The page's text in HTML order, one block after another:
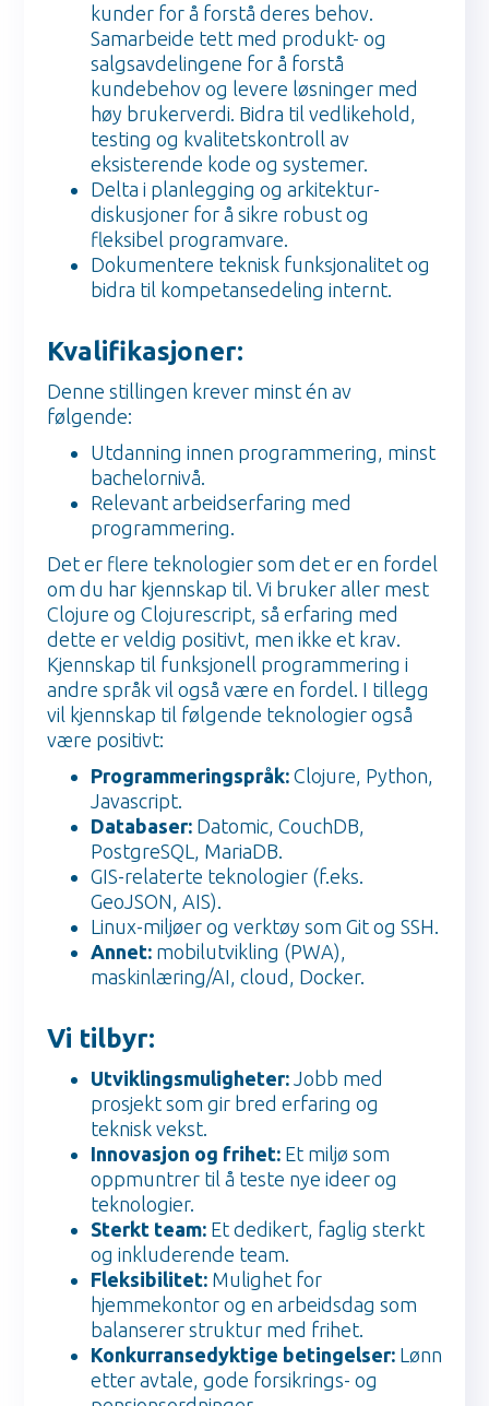
kunder for å forstå deres behov.
Samarbeide tett med produkt- og
salgsavdelingene for å forstå
kundebehov og levere løsninger med
høy brukerverdi. Bidra til vedlikehold,
testing og kvalitetskontroll av
eksisterende kode og systemer.
Delta i planlegging og arkitektur-
diskusjoner for å sikre robust og
fleksibel programvare.
Dokumentere teknisk funksjonalitet og
bidra til kompetansedeling internt.
Kvalifikasjoner:
Denne stillingen krever minst én av
følgende:
Utdanning innen programmering, minst
bachelornivå.
Relevant arbeidserfaring med
programmering.
Det er flere teknologier som det er en fordel
om du har kjennskap til. Vi bruker aller mest
Clojure og Clojurescript, så erfaring med
dette er veldig positivt, men ikke et krav.
Kjennskap til funksjonell programmering i
andre språk vil også være en fordel. I tillegg
vil kjennskap til følgende teknologier også
være positivt:
Programmeringspråk:Clojure, Python,
Javascript.
Databaser:Datomic, CouchDB,
PostgreSQL, MariaDB.
GIS-relaterte teknologier (f.eks.
GeoJSON, AIS).
Linux-miljøer og verktøy som Git og SSH.
Annet:mobilutvikling (PWA),
maskinlæring/AI, cloud, Docker.
Vi tilbyr:
Utviklingsmuligheter:Jobb med
prosjekt som gir bred erfaring og
teknisk vekst.
Innovasjon og frihet:Et miljø som
oppmuntrer til å teste nye ideer og
teknologier.
Sterkt team:Et dedikert, faglig sterkt
og inkluderende team.
Fleksibilitet:Mulighet for
hjemmekontor og en arbeidsdag som
balanserer struktur med frihet.
Konkurransedyktige betingelser:Lønn
etter avtale, gode forsikrings- og